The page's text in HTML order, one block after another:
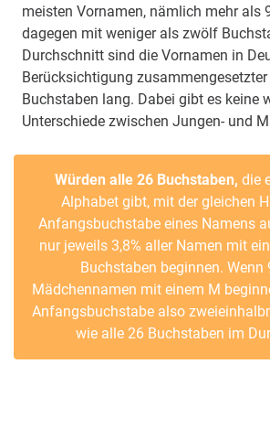
meisten Vornamen, nämlich mehr als
dagegen mit weniger als zwölf
Durchschnitt sind die Vornamen in
Berücksichtigung
Buchstaben lang. Dabei gibt es keine
Unterschiede zwischen Jungen- und
Würden alle 26 Buchstaben, die
Alphabet gibt, mit der gleichen
Anfangsbuchstabe eines Namens
nur jeweils 3,8% aller Namen mit
Buchstaben beginnen. Wenn
Mädchennamen mit einem M
Anfangsbuchstabe also
wie alle 26 Buchstaben im